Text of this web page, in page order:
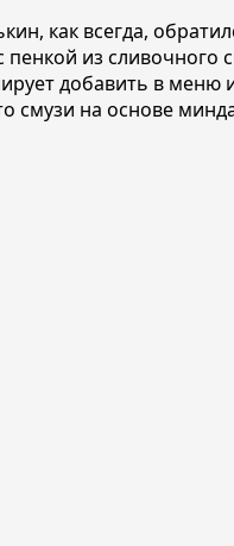
как всегда,
из сливочного
добавить в меню
смузи на основе